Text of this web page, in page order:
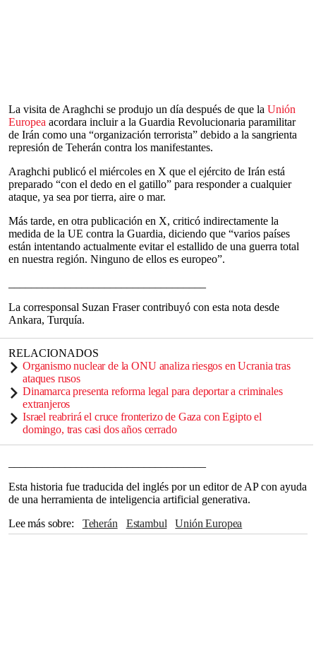
La visita de Araghchi se produjo un día después de que la Unión
Europea acordara incluir a la Guardia Revolucionaria paramilitar
de Irán como una “organización terrorista” debido a la sangrienta
represión de Teherán contra los manifestantes.
Araghchi publicó el miércoles en X que el ejército de Irán está
preparado “con el dedo en el gatillo” para responder a cualquier
ataque, ya sea por tierra, aire o mar.
Más tarde, en otra publicación en X, criticó indirectamente la
medida de la UE contra la Guardia, diciendo que “varios países
están intentando actualmente evitar el estallido de una guerra total
en nuestra región. Ninguno de ellos es europeo”.
La corresponsal Suzan Fraser contribuyó con esta nota desde
Ankara, Turquía.
RELACIONADOS
Organismo nuclear de la ONU analiza riesgos en Ucrania tras
ataques rusos
Dinamarca presenta reforma legal para deportar a criminales
extranjeros
Israel reabrirá el cruce fronterizo de Gaza con Egipto el
domingo, tras casi dos años cerrado
Esta historia fue traducida del inglés por un editor de AP con ayuda
de una herramienta de inteligencia artificial generativa.
Lee más sobre
Teherán Estambul
Unión Europea